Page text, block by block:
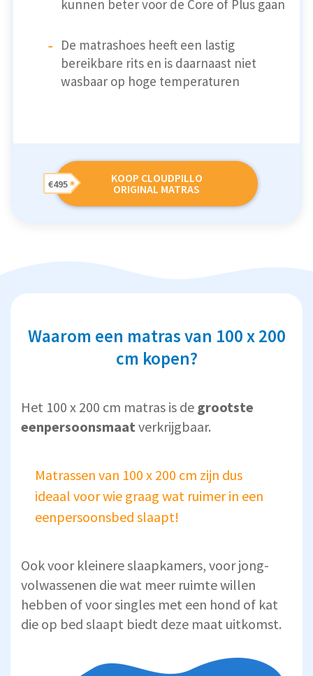
kunnen beter voor de Core of Plus gaan
De matrashoes heeft een lastig
bereikbare rits en is daarnaast niet
wasbaar op hoge temperaturen
KOOP CLOUDPILLO
ORIGINAL MATRAS
€495
Waarom een matras van 100 x 200
cm kopen?
Het 100 x 200 cm matras is de grootste
eenpersoonsmaat verkrijgbaar.
Matrassen van 100 x 200 cm zijn dus
ideaal voor wie graag wat ruimer in een
eenpersoonsbed slaapt!
Ook voor kleinere slaapkamers, voor jong-
volwassenen die wat meer ruimte willen
hebben of voor singles met een hond of kat
die op bed slaapt biedt deze maat uitkomst.